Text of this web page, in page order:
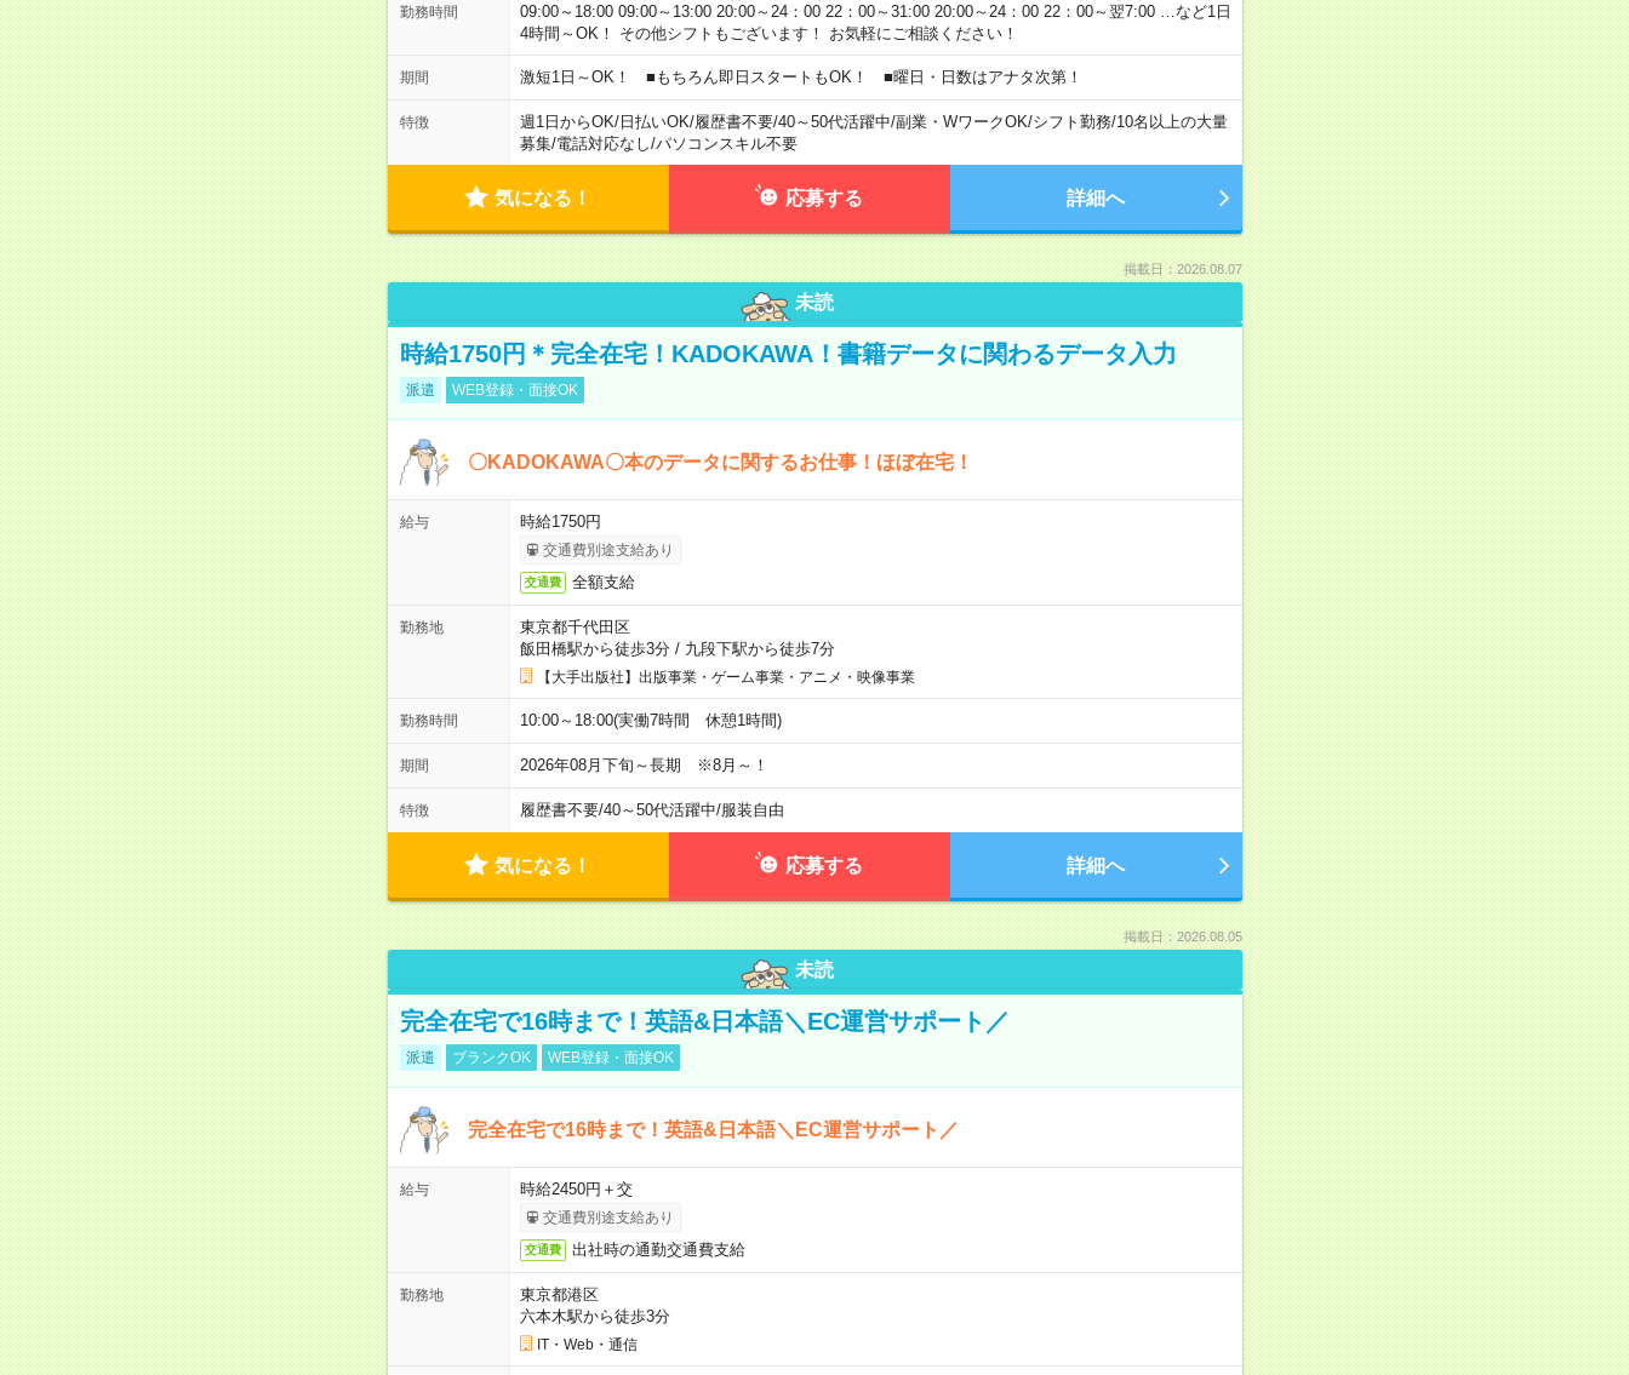
勤務時間
09:00～18:00 09:00～13:00 20:00～24：00 22：00～31:00 20:00～24：00 22：00～翌7:00 …など1日
4時間～OK！ その他シフトもございます！ お気軽にご相談ください！
期間 激短1日～OK！ ■もちろん即日スタートもOK！ ■曜日・日数はアナタ次第！
特徴 週1日からOK/日払いOK/履歴書不要/40～50代活躍中/副業・WワークOK/シフト勤務/10名以上の大量
募集/電話対応なし/パソコンスキル不要
気になる！ 応募する 詳細へ
掲載日：2026.08.07
未読
時給1750円＊完全在宅！KADOKAWA！書籍データに関わるデータ入力
派遣 WEB登録・面接OK
〇KADOKAWA〇本のデータに関するお仕事！ほぼ在宅！
給与 時給1750円
交通費別途支給あり
交通費 全額支給
勤務地
東京都千代田区
飯田橋駅から徒歩3分/ 九段下駅から徒歩7分
【大手出版社】出版事業・ゲーム事業・アニメ・映像事業
勤務時間 10:00～18:00(実働7時間 休憩1時間)
期間 2026年08月下旬～長期 ※8月～！
特徴 履歴書不要/40～50代活躍中/服装自由
気になる！ 応募する 詳細へ
掲載日：2026.08.05
未読
完全在宅で16時まで！英語&日本語＼EC運営サポート／
派遣 ブランクOK WEB登録・面接OK
完全在宅で16時まで！英語&日本語＼EC運営サポート／
給与 時給2450円＋交
交通費別途支給あり
交通費 出社時の通勤交通費支給
勤務地
東京都港区
六本木駅から徒歩3分
IT・Web・通信